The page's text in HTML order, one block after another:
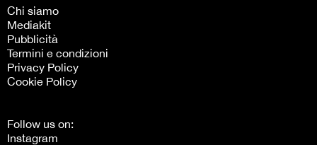
Chi siamo
Mediakit
Pubblicità
Termini e condizioni
Privacy Policy
Cookie Policy
Follow us on:
Instagram